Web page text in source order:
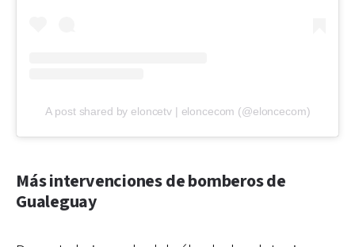
A post shared by eloncetv | eloncecom (@eloncecom)
Más intervenciones de bomberos de
Gualeguay